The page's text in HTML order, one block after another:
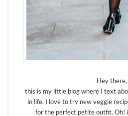
Hey there,
this is my little blog where I text
in life. I love to try new veggie
for the perfect petite outfit. Oh!